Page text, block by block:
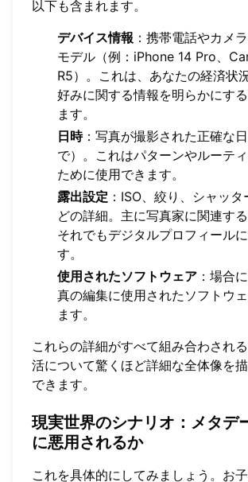
以下も含まれます。
デバイス情報 ：携帯電話やカメ
モデル（例：iPhone 14 Pro、
R5）。これは、あなたの経済状
好みに関する情報を明らかにす
ます。
日時：写真が撮影された正確な
で）。これはパターンやルーテ
ために使用できます。
露出設定 ：ISO、絞り、シャッ
どの詳細。主に写真家に関連する
それでもデジタルプロフィール
す。
使用されたソフトウェア ：場合
真の編集に使用されたソフトウ
ます。
これらの詳細がすべて組み合わされ
活について驚くほど詳細な全体像を
できます。
現実世界のシナリオ ：メタデ
に悪用されるか
これを具体的にしてみましょう。お